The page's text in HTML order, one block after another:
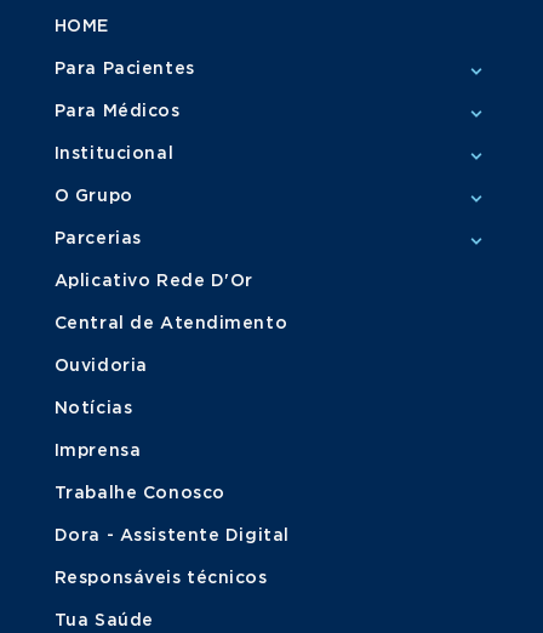
HOME
Para Pacientes
Para Médicos
Institucional
O Grupo
Parcerias
Aplicativo Rede D'Or
Central de Atendimento
Ouvidoria
Notícias
Imprensa
Trabalhe Conosco
Dora - Assistente Digital
Responsáveis técnicos
Tua Saúde